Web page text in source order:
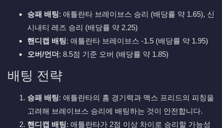
승패 배팅: 애틀란타 브레이브스 승리 (배당률 약 1.65), 신
시내티 레즈 승리 (배당률 약 2.25)
핸디캡 배팅: 애틀란타 브레이브스 -1.5 (배당률 약 1.95)
오버/언더: 8.5점 기준 오버 (배당률 약 1.85)
배팅 전략
승패 배팅: 애틀란타의 홈 경기력과 맥스 프리드의 피칭을
고려해 브레이브스 승리에 배팅하는 것이 안전합니다.
핸디캡 배팅: 애틀란타가 2점 이상 차이로 승리할 가능성